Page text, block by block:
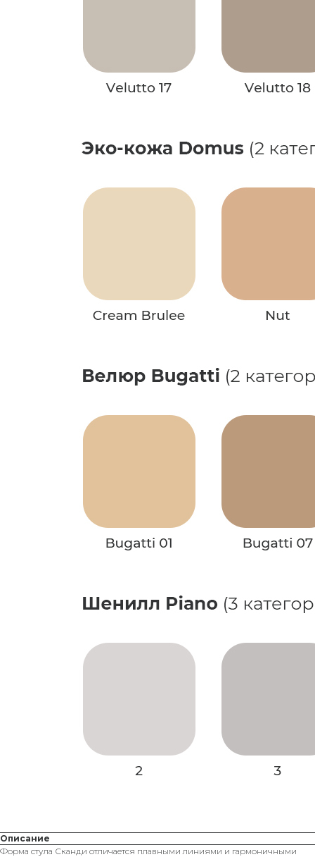
Описание
Форма стула Сканди отличается плавными линиями и гармоничными